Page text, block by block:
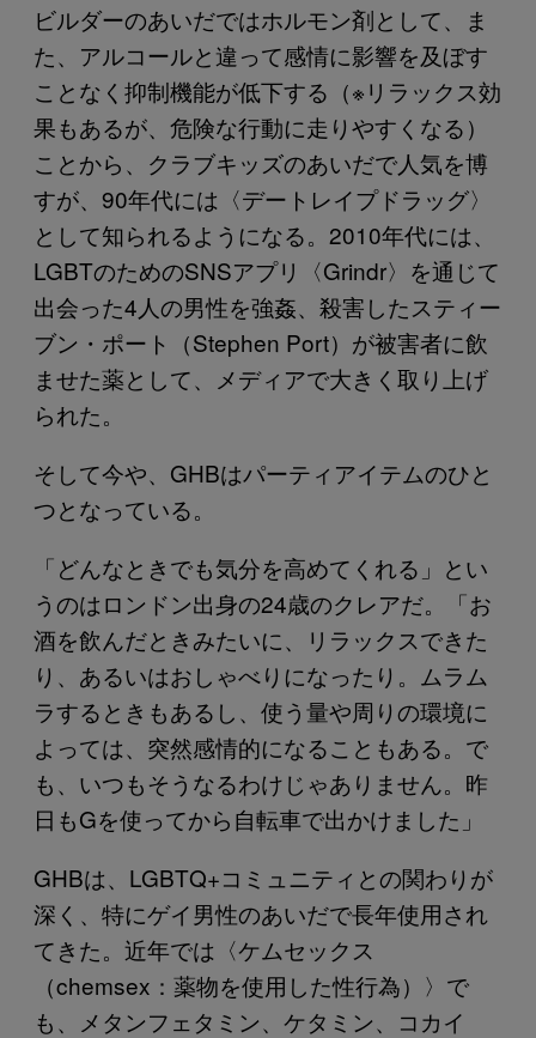
ビルダーのあいだではホルモン剤として、ま
た、アルコールと違って感情に影響を及ぼす
ことなく抑制機能が低下する（※リラックス効
果もあるが、危険な行動に走りやすくなる）
ことから、クラブキッズのあいだで人気を博
すが、90年代には〈デートレイプドラッグ〉
として知られるようになる。2010年代には、
LGBTのためのSNSアプリ〈Grindr〉を通じて
出会った4人の男性を強姦、殺害したスティー
ブン・ポート（Stephen Port）が被害者に飲
ませた薬として、メディアで大きく取り上げ
られた。
そして今や、GHBはパーティアイテムのひと
つとなっている。
「どんなときでも気分を高めてくれる」とい
うのはロンドン出身の24歳のクレアだ。「お
酒を飲んだときみたいに、リラックスできた
り、あるいはおしゃべりになったり。ムラム
ラするときもあるし、使う量や周りの環境に
よっては、突然感情的になることもある。で
も、いつもそうなるわけじゃありません。昨
日もGを使ってから自転車で出かけました」
GHBは、LGBTQ+コミュニティとの関わりが
深く、特にゲイ男性のあいだで長年使用され
てきた。近年では〈ケムセックス
（chemsex：薬物を使用した性行為）〉で
も、メタンフェタミン、ケタミン、コカイ